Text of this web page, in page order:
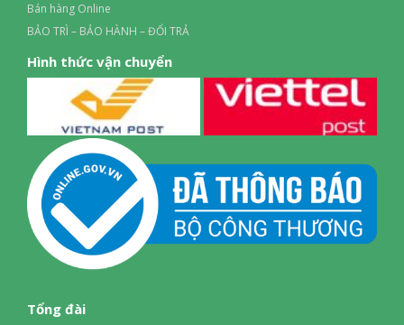
Bán hàng Online
BẢO TRÌ – BẢO HÀNH – ĐỔI TRẢ
Hình thức vận chuyển
Tổng đài